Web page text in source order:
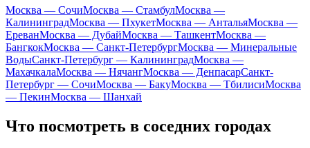
Москва — СочиМосква — СтамбулМосква —
КалининградМосква — ПхукетМосква — АнтальяМосква —
ЕреванМосква — ДубайМосква — ТашкентМосква —
БангкокМосква — Санкт-ПетербургМосква — Минеральные
ВодыСанкт-Петербург — КалининградМосква —
МахачкалаМосква — НячангМосква — ДенпасарСанкт-
Петербург — СочиМосква — БакуМосква — ТбилисиМосква
— ПекинМосква — Шанхай
Что посмотреть в соседних городах